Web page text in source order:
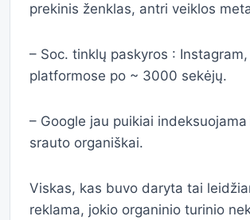
prekinis ženklas, antri veiklos
– Soc. tinklų paskyros :
platformose po ~ 3000 sekėjų.
– Google jau puikiai
srauto organiškai.
Viskas, kas buvo daryta tai
reklama, jokio organinio turinio